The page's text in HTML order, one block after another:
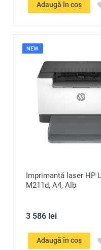
Adaugă în coș
NEW
Imprimantă laser HP
M211d, A4, Alb
3 586 lei
Adaugă în coș